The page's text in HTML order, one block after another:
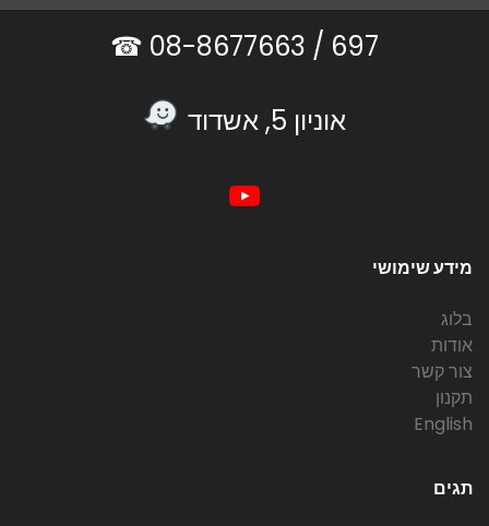
697 /
אוניון 5, אשדוד
מידע שימושי
בלוג
אודות
צור קשר
תקנון
English
תגים